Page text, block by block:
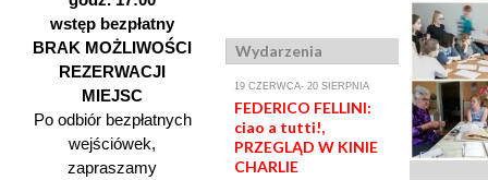
wstęp bezpłatny
BRAK MOŻLIWOŚCI
REZERWACJI
MIEJSC
Po odbiór bezpłatnych
wejściówek,
zapraszamy
Wydarzenia
19 CZERWCA- 20 SIERPNIA
FEDERICO FELLINI:
ciao a tutti!,
PRZEGLĄD W KINIE
CHARLIE